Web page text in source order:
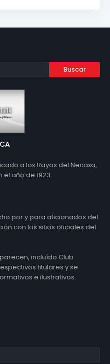
a los Rayos del Necaxa,
año de 1923.
por y para aficionados del
con los sitios oficiales del
incluído Club
titulares y se
e ilustrativos.